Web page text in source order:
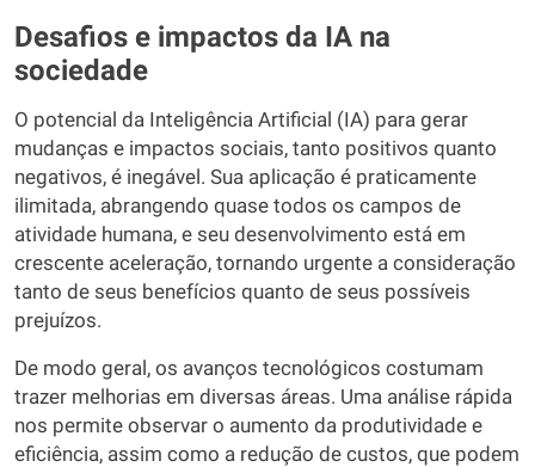
Desafios e impactos da IA na
sociedade
O potencial da Inteligência Artificial (IA) para gerar
mudanças e impactos sociais, tanto positivos quanto
negativos, é inegável. Sua aplicação é praticamente
ilimitada, abrangendo quase todos os campos de
atividade humana, e seu desenvolvimento está em
crescente aceleração, tornando urgente a consideração
tanto de seus benefícios quanto de seus possíveis
prejuízos.
De modo geral, os avanços tecnológicos costumam
trazer melhorias em diversas áreas. Uma análise rápida
nos permite observar o aumento da produtividade e
eficiência, assim como a redução de custos, que podem